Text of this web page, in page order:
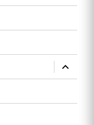
rozwiń
menu
potomne